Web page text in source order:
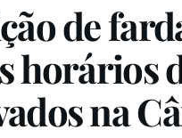
de
horários
na